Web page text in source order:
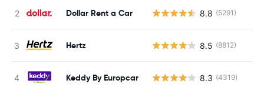
Dollar Rent a Car 8.8 (5291)
Hertz 8.5 (8812)
Keddy By Europcar 8.3 (4319)